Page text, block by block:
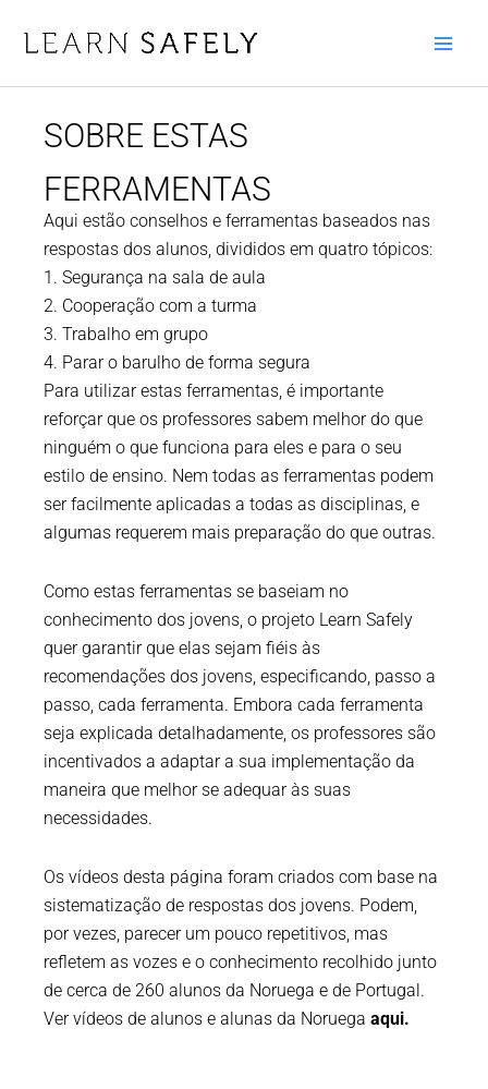
SOBRE ESTAS
FERRAMENTAS
Aqui estão conselhos e ferramentas baseados nas
respostas dos alunos, divididos em quatro tópicos:
1. Segurança na sala de aula
2. Cooperação com a turma
3. Trabalho em grupo
4. Parar o barulho de forma segura
Para utilizar estas ferramentas, é importante
reforçar que os professores sabem melhor do que
ninguém o que funciona para eles e para o seu
estilo de ensino. Nem todas as ferramentas podem
ser facilmente aplicadas a todas as disciplinas, e
algumas requerem mais preparação do que outras.
Como estas ferramentas se baseiam no
conhecimento dos jovens, o projeto Learn Safely
quer garantir que elas sejam fiéis às
recomendações dos jovens, especificando, passo a
passo, cada ferramenta. Embora cada ferramenta
seja explicada detalhadamente, os professores são
incentivados a adaptar a sua implementação da
maneira que melhor se adequar às suas
necessidades.
Os vídeos desta página foram criados com base na
sistematização de respostas dos jovens. Podem,
por vezes, parecer um pouco repetitivos, mas
refletem as vozes e o conhecimento recolhido junto
de cerca de 260 alunos da Noruega e de Portugal.
Ver vídeos de alunos e alunas da Noruega aqui.